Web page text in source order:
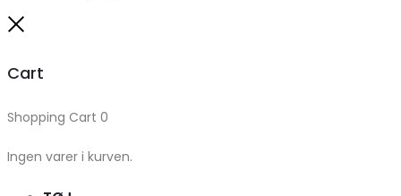
Cart
Shopping Cart 0
Ingen varer i kurven.